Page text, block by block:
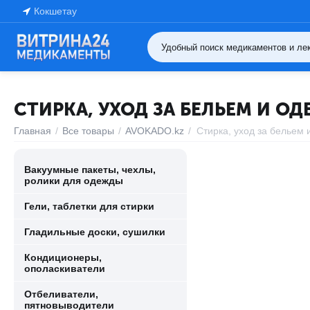
Кокшетау
СТИРКА, УХОД ЗА БЕЛЬЕМ И
Главная / Все товары / AVOKADO.kz / Стирка, уход за бельем
Вакуумные пакеты, чехлы,
ролики для одежды
Гели, таблетки для стирки
Гладильные доски, сушилки
Кондиционеры,
ополаскиватели
Отбеливатели,
пятновыводители